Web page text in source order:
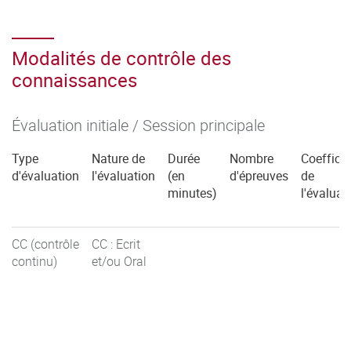
Modalités de contrôle des
connaissances
Évaluation initiale / Session principale
Type
d'évaluation
Nature de
l'évaluation
Durée
(en
minutes)
Nombre
d'épreuves
de
CC (contrôle
continu)
CC : Ecrit
et/ou Oral